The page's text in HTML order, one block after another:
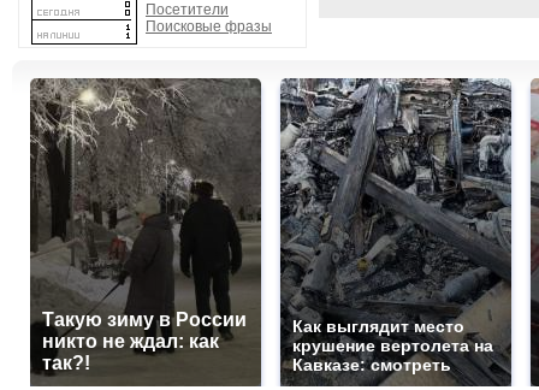
Посетители
Поисковые фразы
Такую зиму в России
никто не ждал: как
так?!
Как выглядит место
крушение вертолета на
Кавказе: смотреть